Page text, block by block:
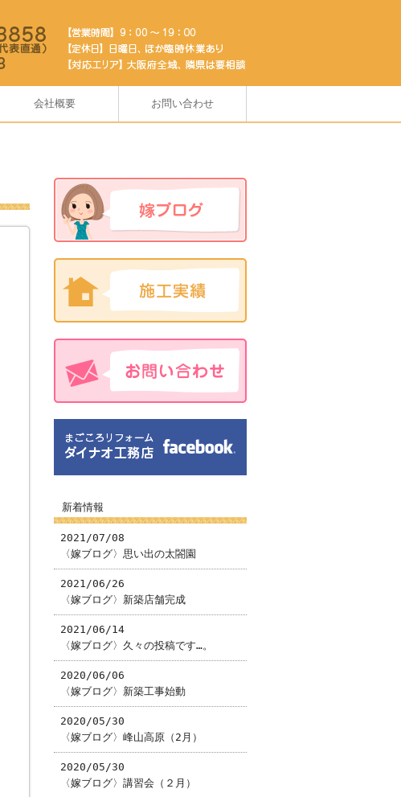
会社概要 お問い合わせ
新着情報
2021/07/08
〈嫁ブログ〉思い出の太閤園
2021/06/26
〈嫁ブログ〉新築店舗完成
2021/06/14
〈嫁ブログ〉久々の投稿です…。
2020/06/06
〈嫁ブログ〉新築工事始動
2020/05/30
〈嫁ブログ〉峰山高原（2月）
2020/05/30
〈嫁ブログ〉講習会（２月）